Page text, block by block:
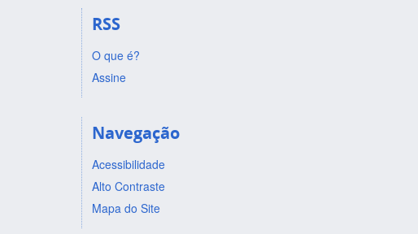
RSS
O que é?
Assine
Navegação
Acessibilidade
Alto Contraste
Mapa do Site